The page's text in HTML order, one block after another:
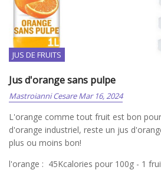
JUS DE FRUITS
Jus d'orange sans pulpe
Mastroianni Cesare Mar 16, 2024
L'orange comme tout fruit est bon
d'orange industriel, reste un jus
plus ou moins bon!
l'orange : 45Kcalories pour 100g - 1